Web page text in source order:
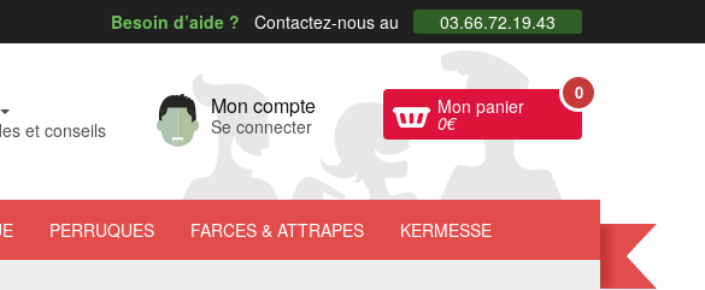
Besoin d’aide ? Contactez-nous au 03.66.72.19.43
et conseils
Mon compte
Se connecter
Mon panier
0€
0
PERRUQUES FARCES & ATTRAPES KERMESSE